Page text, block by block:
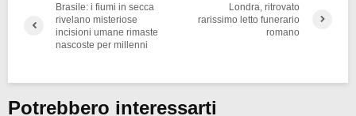
Brasile: i fiumi in secca
rivelano misteriose
incisioni umane rimaste
nascoste per millenni
Londra, ritrovato
rarissimo letto funerario
romano
Potrebbero interessarti